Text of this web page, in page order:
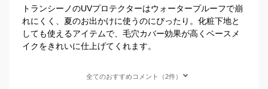
トランシーノのUVプロテクターはウォータープルーフで崩
れにくく、夏のお出かけに使うのにぴったり。化粧下地と
しても使えるアイテムで、毛穴カバー効果が高くベースメ
イクをきれいに仕上げてくれます。
全てのおすすめコメント（2件）